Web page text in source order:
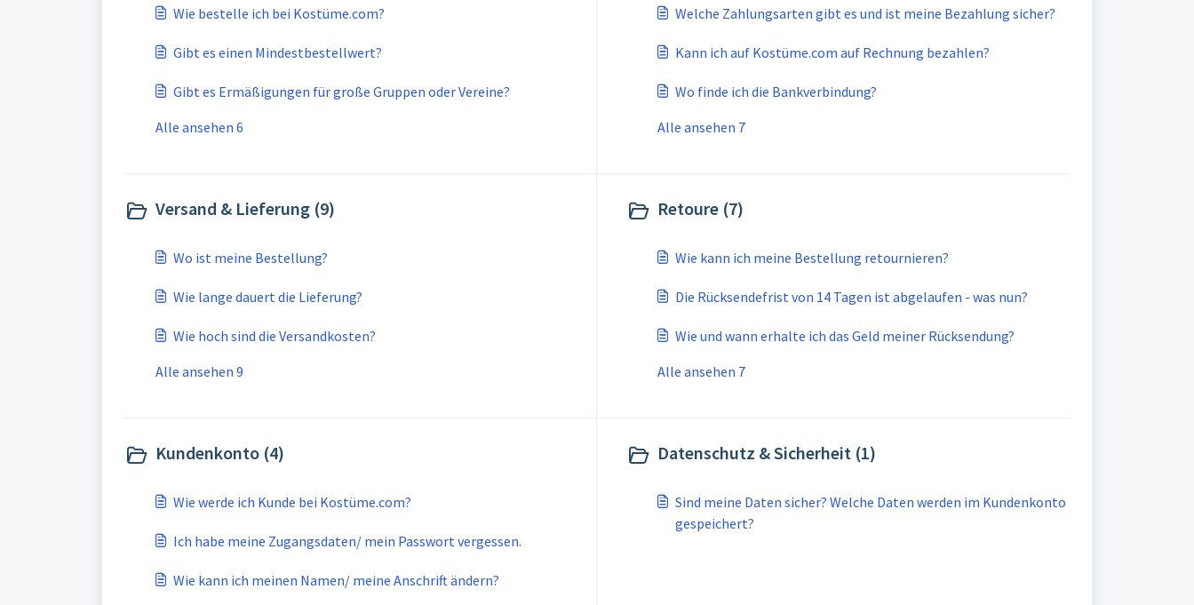
Wie bestelle ich bei Kostüme.com?
Gibt es einen Mindestbestellwert?
Gibt es Ermäßigungen für große Gruppen oder Vereine?
Alle ansehen 6
Welche Zahlungsarten gibt es und ist meine Bezahlung sicher?
Kann ich auf Kostüme.com auf Rechnung bezahlen?
Wo finde ich die Bankverbindung?
Alle ansehen 7
Versand & Lieferung (9)
Wo ist meine Bestellung?
Wie lange dauert die Lieferung?
Wie hoch sind die Versandkosten?
Alle ansehen 9
Retoure (7)
Wie kann ich meine Bestellung retournieren?
Die Rücksendefrist von 14 Tagen ist abgelaufen - was nun?
Wie und wann erhalte ich das Geld meiner Rücksendung?
Alle ansehen 7
Kundenkonto (4)
Wie werde ich Kunde bei Kostüme.com?
Ich habe meine Zugangsdaten/ mein Passwort vergessen.
Wie kann ich meinen Namen/ meine Anschrift ändern?
Datenschutz & Sicherheit (1)
Sind meine Daten sicher? Welche Daten werden im Kundenkonto
gespeichert?